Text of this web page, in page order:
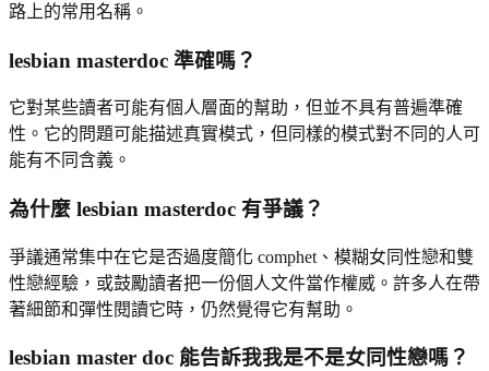
路上的常用名稱。
lesbian masterdoc 準確嗎？
它對某些讀者可能有個人層面的幫助，但並不具有普遍準確
性。它的問題可能描述真實模式，但同樣的模式對不同的人可
能有不同含義。
為什麼 lesbian masterdoc 有爭議？
爭議通常集中在它是否過度簡化 comphet、模糊女同性戀和雙
性戀經驗，或鼓勵讀者把一份個人文件當作權威。許多人在帶
著細節和彈性閱讀它時，仍然覺得它有幫助。
lesbian master doc 能告訴我我是不是女同性戀嗎？